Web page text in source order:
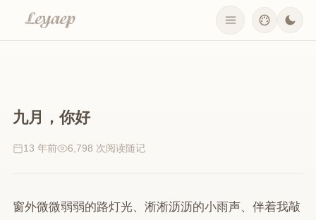
九月，你好
13 年前 6,798 次阅读 随记
窗外微微弱弱的路灯光、淅淅沥沥的小雨声、伴着我敲